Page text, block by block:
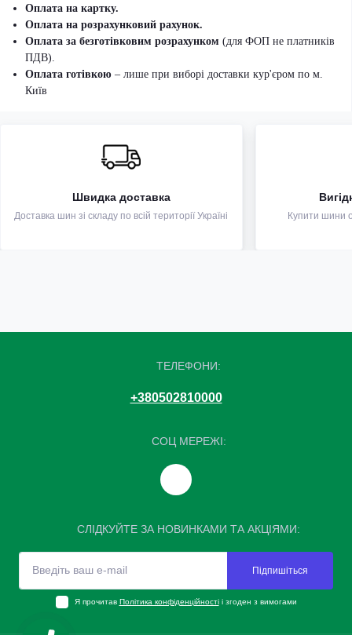
Оплата на картку.
Оплата на розрахунковий рахунок.
Оплата за безготівковим розрахунком (для ФОП не платників
ПДВ).
Оплата готівкою – лише при виборі доставки кур'єром по м.
Київ
Швидка доставка
Доставка шин зі складу по всій території Україні Купити шини
ТЕЛЕФОНИ:
+380502810000
СОЦ МЕРЕЖІ:
СЛІДКУЙТЕ ЗА НОВИНКАМИ ТА АКЦІЯМИ:
Підпишіться
Я прочитав Політика конфіденційностіі згоден з вимогами